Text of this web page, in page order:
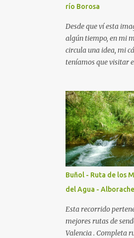
río Borosa
Desde que ví esta
algún tiempo, en mi
circula una idea, mi
teníamos que visitar
y aunque hubiera
tiempo para poder
maravilla de la
ruta son unas 6 ó 7
caminando, la
pude.
Buñol - Ruta de los
del Agua - Alborache
Esta recorrido
mejores rutas de
Valencia . Completa